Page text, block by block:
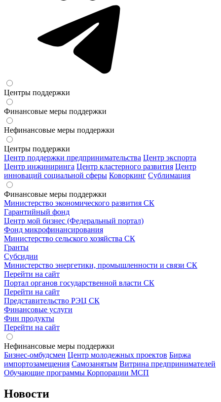
Центры поддержки
Финансовые меры поддержки
Нефинансовые меры поддержки
Центры поддержки
Центр поддержки предпринимательства Центр экспорта
Центр инжиниринга Центр кластерного развития Центр
инноваций социальной сферы Коворкинг Сублимация
Финансовые меры поддержки
Министерство экономического развития СК
Гарантийный фонд
Центр мой бизнес (Федеральный портал)
Фонд микрофинансирования
Министерство сельского хозяйства СК
Гранты
Субсидии
Министерство энергетики, промышленности и связи СК
Перейти на сайт
Портал органов государственной власти СК
Перейти на сайт
Представительство РЭЦ СК
Финансовые услуги
Фин продукты
Перейти на сайт
Нефинансовые меры поддержки
Бизнес-омбудсмен Центр молодежных проектов Биржа
импортозамещения Cамозанятым Витрина предпринимателей
Обучающие программы Корпорации МСП
Новости